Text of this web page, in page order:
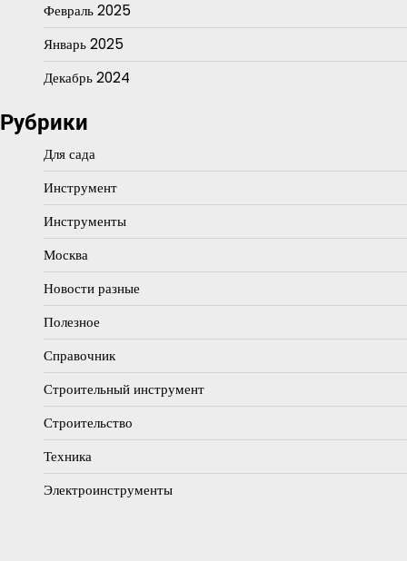
Февраль 2025
Январь 2025
Декабрь 2024
Рубрики
Для сада
Инструмент
Инструменты
Москва
Новости разные
Полезное
Справочник
Строительный инструмент
Строительство
Техника
Электроинструменты